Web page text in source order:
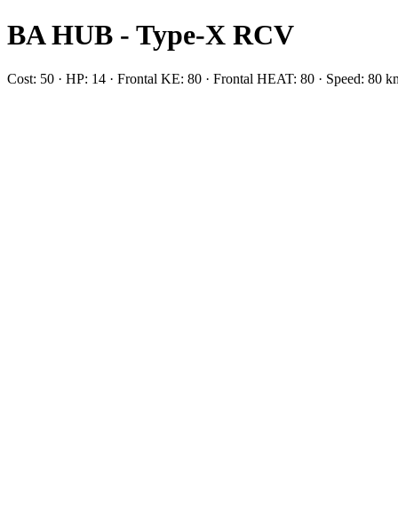
BA HUB - Type-X RCV
Cost: 50 · HP: 14 · Frontal KE: 80 · Frontal HEAT: 80 · Speed: 80